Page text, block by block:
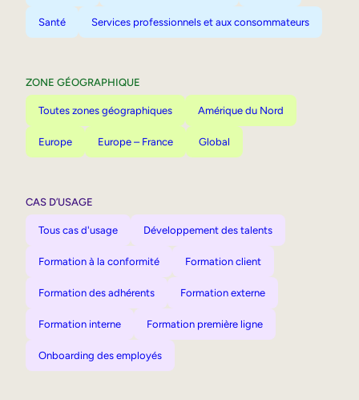
Santé Services professionnels et aux consommateurs
ZONE GÉOGRAPHIQUE
Toutes zones géographiques Amérique du Nord
Europe Europe – France Global
CAS D’USAGE
Tous cas d'usage Développement des talents
Formation à la conformité Formation client
Formation des adhérents Formation externe
Formation interne Formation première ligne
Onboarding des employés